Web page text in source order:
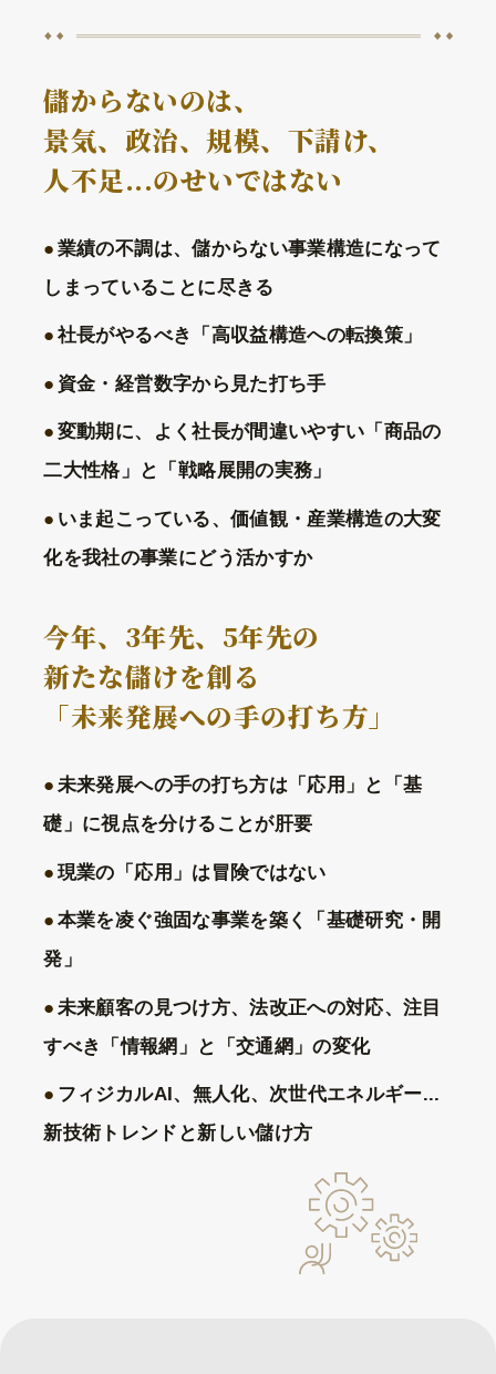
儲からないのは、
景気、政治、規模、下請け、
人不足...のせいではない
業績の不調は、儲からない事業構造になって
しまっていることに尽きる
社長がやるべき「高収益構造への転換策」
資金・経営数字から見た打ち手
変動期に、よく社長が間違いやすい「商品の
二大性格」と「戦略展開の実務」
いま起こっている、価値観・産業構造の大変
化を我社の事業にどう活かすか
今年、3年先、5年先の
新たな儲けを創る
「未来発展への手の打ち方」
未来発展への手の打ち方は「応用」と「基
礎」に視点を分けることが肝要
現業の「応用」は冒険ではない
本業を凌ぐ強固な事業を築く「基礎研究・開
発」
未来顧客の見つけ方、法改正への対応、注目
すべき「情報網」と「交通網」の変化
フィジカルAI、無人化、次世代エネルギー...
新技術トレンドと新しい儲け方